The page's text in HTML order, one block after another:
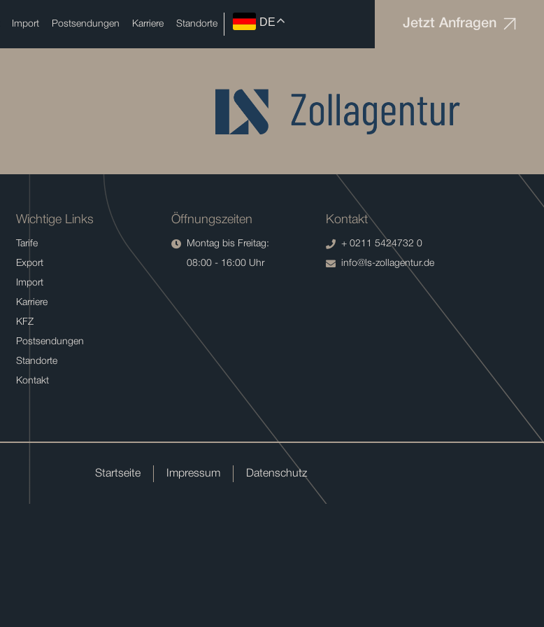
Import Postsendungen Karriere Standorte DE Jetzt Anfragen
Wichtige Links
Tarife
Export
Import
Karriere
KFZ
Postsendungen
Standorte
Kontakt
Öffnungszeiten
Montag bis Freitag:
08:00 - 16:00 Uhr
Kontakt
+ 0211 5424732 0
info@ls-zollagentur.de
Startseite Impressum Datenschutz